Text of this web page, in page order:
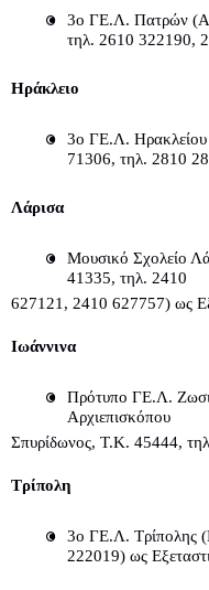
3ο ΓΕ.Λ. Πατρών
τηλ. 2610 322190,
Ηράκλειο
3ο ΓΕ.Λ.
71306, τηλ. 2810
Λάρισα
Μουσικό Σχολείο
41335, τηλ. 2410
627121, 2410 627757) ως
Ιωάννινα
Πρότυπο ΓΕ.Λ.
Αρχιεπισκόπου
Σπυρίδωνος, Τ.Κ. 45444,
Τρίπολη
3ο ΓΕ.Λ. Τρίπολης
222019) ως